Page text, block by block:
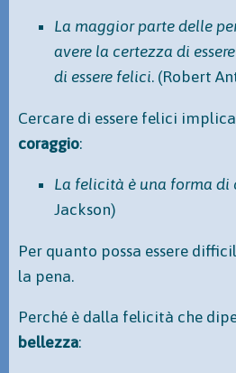
La maggior parte delle
avere la certezza di
di essere felici. (Robert
Cercare di essere felici
coraggio:
La felicità è una forma di
Jackson)
Per quanto possa essere
la pena.
Perché è dalla felicità che
bellezza: